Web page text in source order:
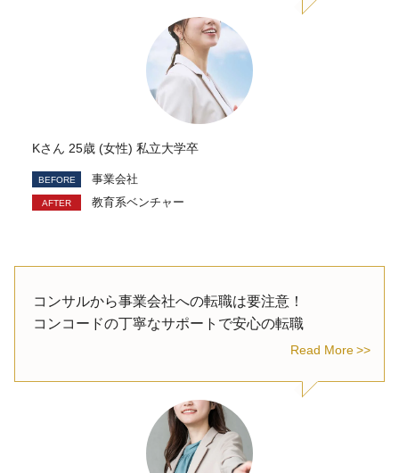
Kさん 25歳 (女性) 私立大学卒
事業会社
教育系ベンチャー
コンサルから事業会社への転職は要注意！
コンコードの丁寧なサポートで安心の転職
Read More